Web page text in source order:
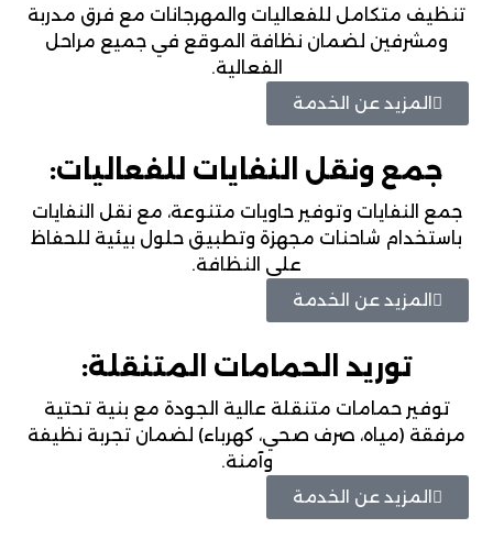
تنظيف متكامل للفعاليات والمهرجانات مع فرق مدربة
ومشرفين لضمان نظافة الموقع في جميع مراحل
الفعالية.
المزيد عن الخدمة
جمع ونقل النفايات للفعاليات:
جمع النفايات وتوفير حاويات متنوعة، مع نقل النفايات
باستخدام شاحنات مجهزة وتطبيق حلول بيئية للحفاظ
على النظافة.
المزيد عن الخدمة
توريد الحمامات المتنقلة:
توفير حمامات متنقلة عالية الجودة مع بنية تحتية
مرفقة (مياه، صرف صحي، كهرباء) لضمان تجربة نظيفة
وآمنة.
المزيد عن الخدمة